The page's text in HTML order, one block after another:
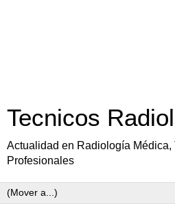
Tecnicos
Actualidad en Radiología
Profesionales